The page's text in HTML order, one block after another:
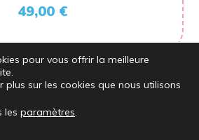
49,00 €
pour vous offrir la meilleure
plus sur les cookies que nous utilisons
les paramètres.